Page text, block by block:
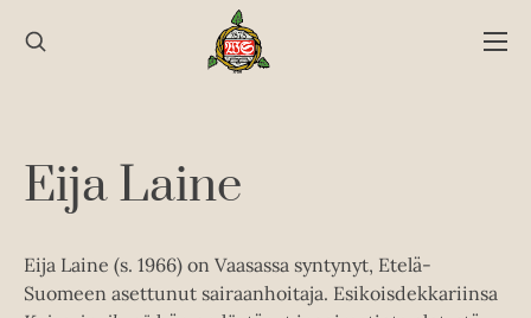
sisältöön
Eija Laine
Eija Laine (s. 1966) on Vaasassa syntynyt, Etelä-
Suomeen asettunut sairaanhoitaja. Esikoisdekkariinsa